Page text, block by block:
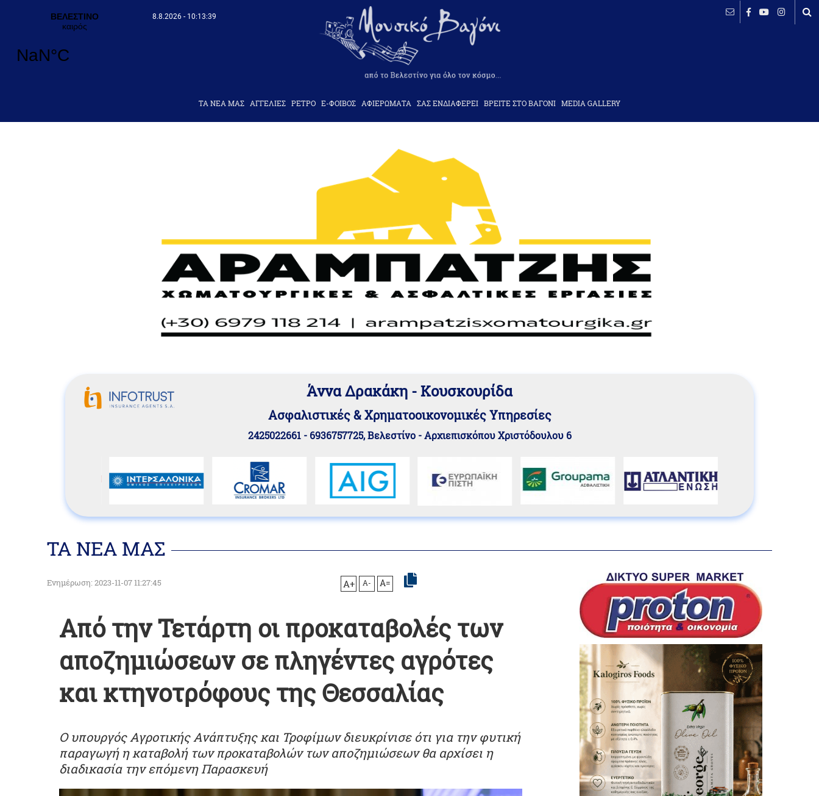
8.8.2026 - 10:13:40
ΤΑ ΝΕΑ ΜΑΣ AΓΓΕΛΙΕΣ ΡΕΤΡΟ Ε-ΦΟΙΒΟΣ ΑΦΙΕΡΩΜΑΤΑ ΣΑΣ ΕΝΔΙΑΦΕΡΕΙ ΒΡΕΙΤΕ ΣΤΟ ΒΑΓΟΝΙ MEDIA GALLERY
Άννα Δρακάκη - Κουσκουρίδα
Aσφαλιστικές & Χρηματοοικονομικές Υπηρεσίες
2425022661 - 6936757725, Βελεστίνο - Αρχιεπισκόπου Χριστόδουλου 6
ΤΑ ΝΕΑ ΜΑΣ
Ενημέρωση: 2023-11-07 11:27:45 A+ A- A=
Από την Τετάρτη οι προκαταβολές των
αποζημιώσεων σε πληγέντες αγρότες
και κτηνοτρόφους της Θεσσαλίας
Ο υπουργός Αγροτικής Ανάπτυξης και Τροφίμων διευκρίνισε ότι για την φυτική
παραγωγή η καταβολή των προκαταβολών των αποζημιώσεων θα αρχίσει η
διαδικασία την επόμενη Παρασκευή